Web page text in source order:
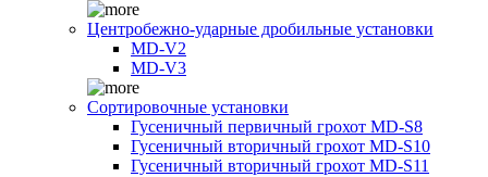
Центробежно-ударные дробильные установки
MD-V2
MD-V3
Сортировочные установки
Гусеничный первичный грохот MD-S8
Гусеничный вторичный грохот MD-S10
Гусеничный вторичный грохот MD-S11